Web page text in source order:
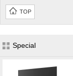
TOP
Special